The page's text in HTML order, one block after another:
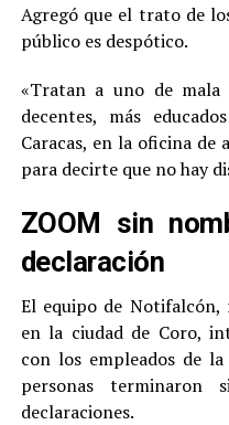
Agregó que el trato de
público es despótico.
«Tratan a uno de mala
decentes, más
Caracas, en la oficina de
para decirte que no hay
ZOOM sin
declaración
El equipo de Notifalcón,
en la ciudad de Coro,
con los empleados de
personas terminaron
declaraciones.